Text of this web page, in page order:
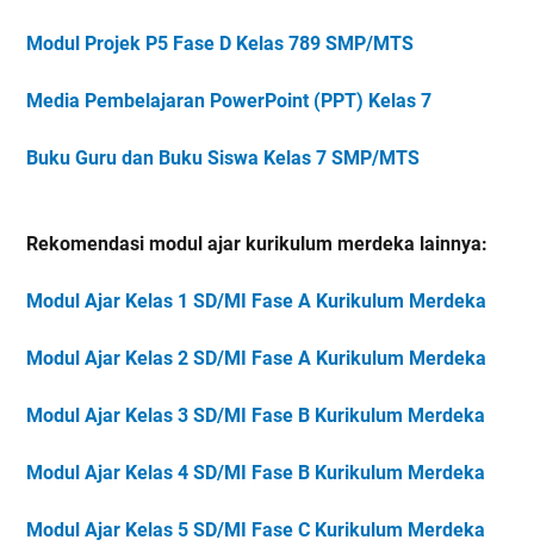
Modul Projek P5 Fase D Kelas 789 SMP/MTS
Media Pembelajaran PowerPoint (PPT) Kelas 7
Buku Guru dan Buku Siswa Kelas 7 SMP/MTS
Rekomendasi modul ajar kurikulum merdeka lainnya:
Modul Ajar Kelas 1 SD/MI Fase A Kurikulum Merdeka
Modul Ajar Kelas 2 SD/MI Fase A Kurikulum Merdeka
Modul Ajar Kelas 3 SD/MI Fase B Kurikulum Merdeka
Modul Ajar Kelas 4 SD/MI Fase B Kurikulum Merdeka
Modul Ajar Kelas 5 SD/MI Fase C Kurikulum Merdeka